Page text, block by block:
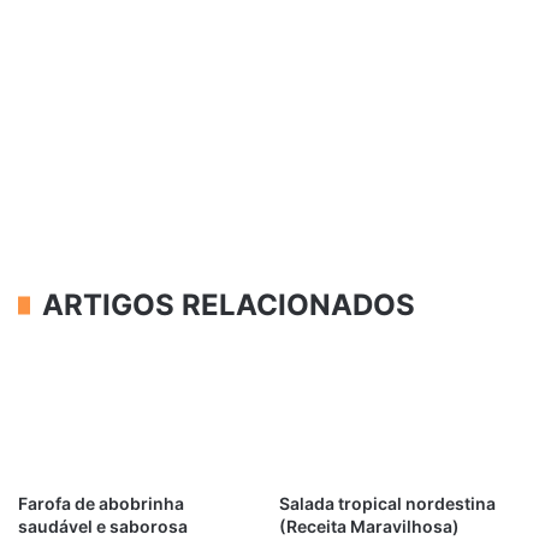
ARTIGOS RELACIONADOS
Farofa de abobrinha
saudável e saborosa
Salada tropical nordestina
(Receita Maravilhosa)